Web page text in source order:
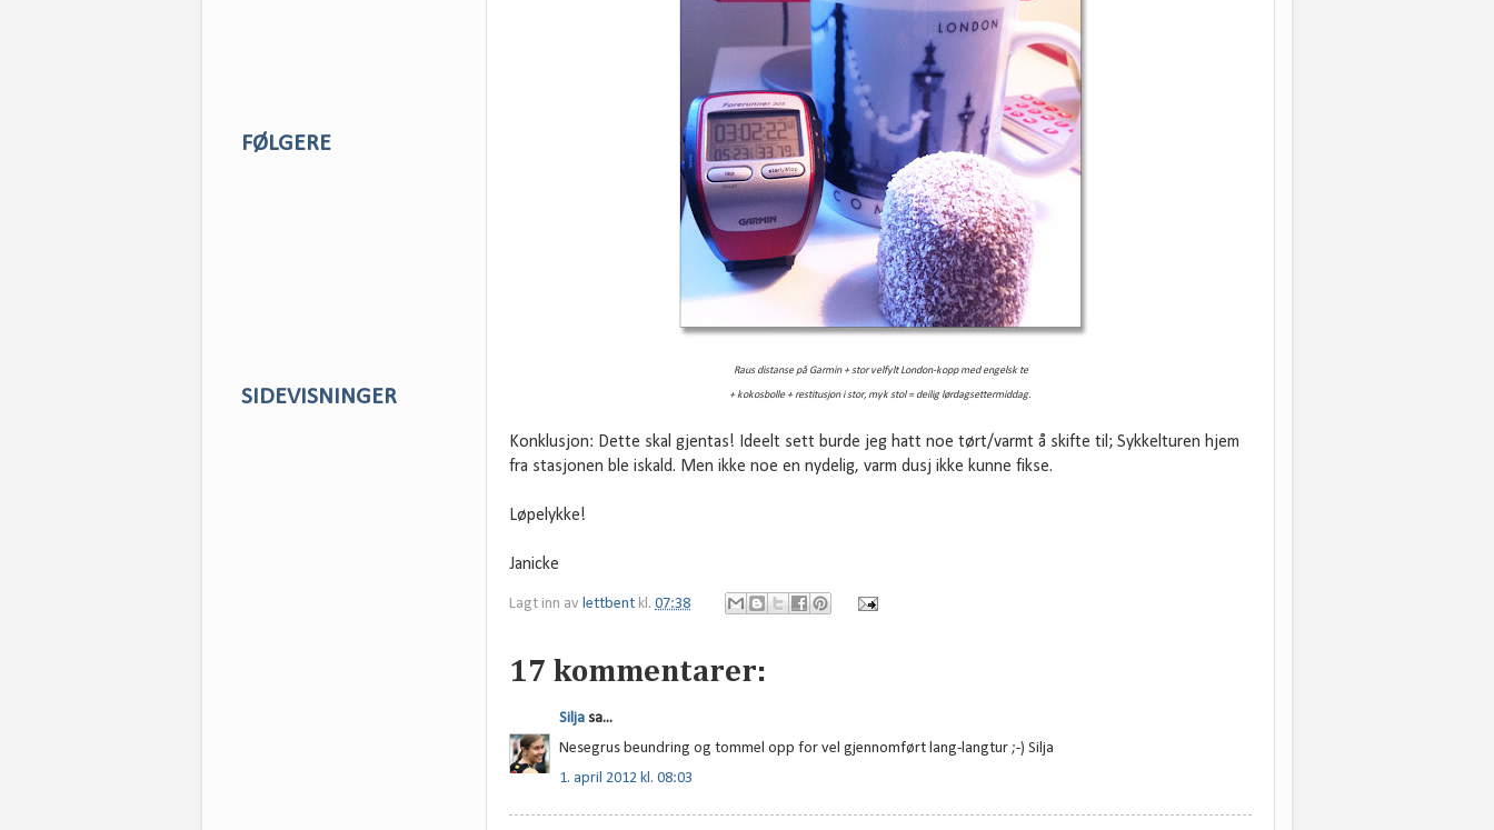
Raus distanse på Garmin + stor velfylt London-kopp med engelsk te
+ kokosbolle + restitusjon i stor, myk stol= deilig lørdagsettermiddag.
Konklusjon: Dette skal gjentas! Ideelt sett burde jeg hatt noe tørt/varmt å skifte til; Sykkelturen hjem
fra stasjonen ble iskald. Men ikke noe en nydelig, varm dusj ikke kunne fikse.
Løpelykke!
Janicke
Lagt inn av lettbent kl. 07:38
17 kommentarer:
Silja sa...
Nesegrus beundring og tommel opp for vel gjennomført lang-langtur ;-) Silja
1. april 2012 kl. 08:03
FØLGERE
SIDEVISNINGER